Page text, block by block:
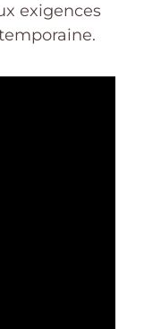
exigences